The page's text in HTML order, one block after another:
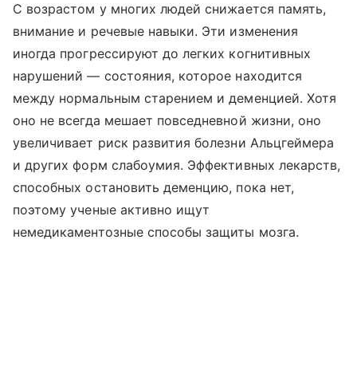
С возрастом у многих людей снижается память,
внимание и речевые навыки. Эти изменения
иногда прогрессируют до легких когнитивных
нарушений — состояния, которое находится
между нормальным старением и деменцией. Хотя
оно не всегда мешает повседневной жизни, оно
увеличивает риск развития болезни Альцгеймера
и других форм слабоумия. Эффективных лекарств,
способных остановить деменцию, пока нет,
поэтому ученые активно ищут
немедикаментозные способы защиты мозга.